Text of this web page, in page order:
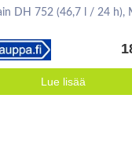
DH 752 (46,7 l / 24 h),
Lue lisää